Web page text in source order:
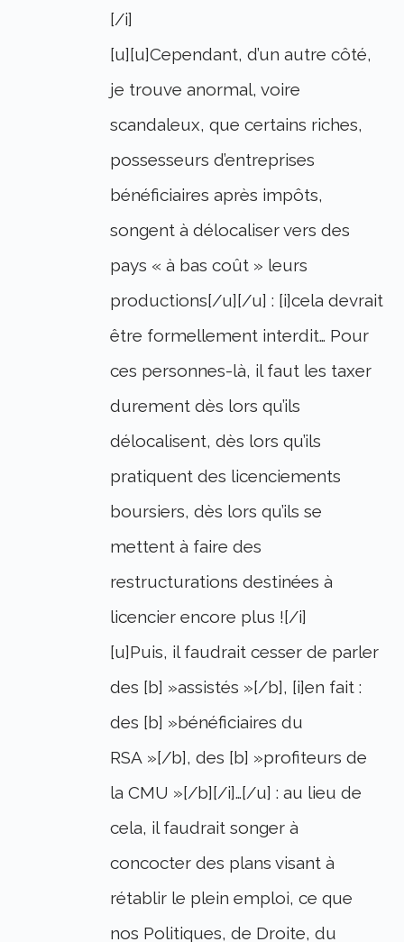
[/i]
[u][u]Cependant, d’un autre côté,
je trouve anormal, voire
scandaleux, que certains riches,
possesseurs d’entreprises
bénéficiaires après impôts,
songent à délocaliser vers des
pays « à bas coût » leurs
productions[/u][/u] : [i]cela devrait
être formellement interdit… Pour
ces personnes-là, il faut les taxer
durement dès lors qu’ils
délocalisent, dès lors qu’ils
pratiquent des licenciements
boursiers, dès lors qu’ils se
mettent à faire des
restructurations destinées à
licencier encore plus ![/i]
[u]Puis, il faudrait cesser de parler
des [b] »assistés »[/b], [i]en fait :
des [b] »bénéficiaires du
RSA »[/b], des [b] »profiteurs de
la CMU »[/b][/i]…[/u] : au lieu de
cela, il faudrait songer à
concocter des plans visant à
rétablir le plein emploi, ce que
nos Politiques, de Droite, du